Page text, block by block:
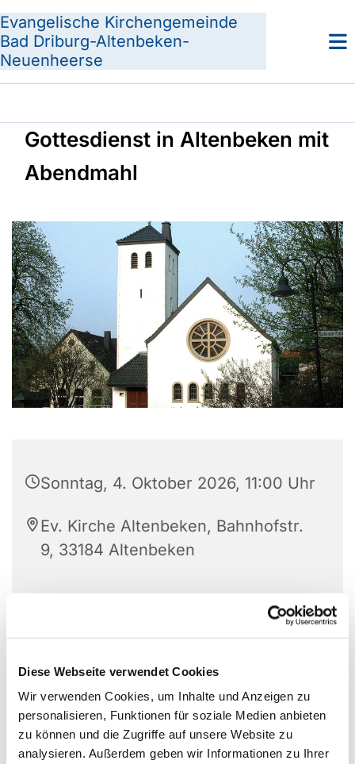
Diese Webseite verwendet Cookies
Wir verwenden Cookies, um Inhalte und Anzeigen zu
personalisieren, Funktionen für soziale Medien anbieten
zu können und die Zugriffe auf unsere Website zu
analysieren. Außerdem geben wir Informationen zu Ihrer
Evangelische Kirchengemeinde
Bad Driburg-Altenbeken-
Neuenheerse
Gottesdienst in Altenbeken mit
Abendmahl
Sonntag, 4. Oktober 2026, 11:00 Uhr
Ev. Kirche Altenbeken, Bahnhofstr.
9, 33184 Altenbeken